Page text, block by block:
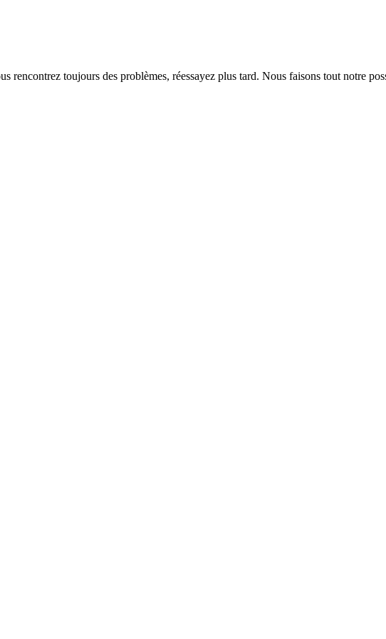
rencontrez toujours des problèmes, réessayez plus tard. Nous faisons tout notre